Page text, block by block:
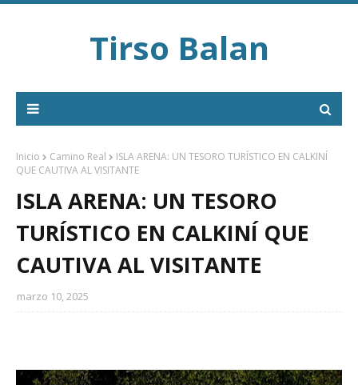
Tirso Balan
Inicio Camino Real
ISLA ARENA: UN TESORO TURÍSTICO EN CALKINÍ
QUE CAUTIVA AL VISITANTE
ISLA ARENA: UN TESORO
TURÍSTICO EN CALKINÍ QUE
CAUTIVA AL VISITANTE
marzo 10, 2025